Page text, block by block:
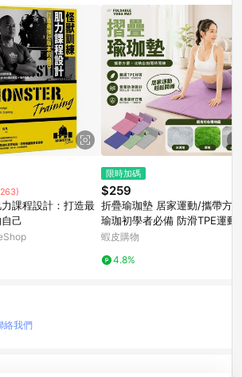
課程設計：打造最
己
限時加碼
$259
折疊瑜珈墊 居家運動/攜帶方便/
瑜珈初學者必備 防滑TPE運動墊
健身墊 加厚防汗墊
蝦皮購物
4.8%
絡我們